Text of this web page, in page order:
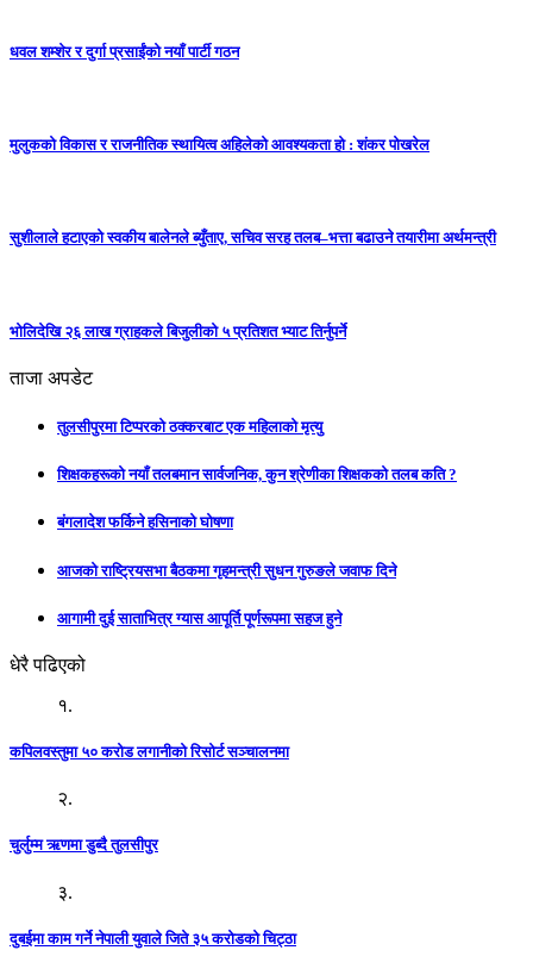
धवल शम्शेर र दुर्गा प्रसाईंको नयाँ पार्टी गठन
मुलुकको विकास र राजनीतिक स्थायित्व अहिलेको आवश्यकता हो : शंकर पोखरेल
सुशीलाले हटाएको स्वकीय बालेनले ब्युँताए, सचिव सरह तलब–भत्ता बढाउने तयारीमा अर्थमन्त्री
भोलिदेखि २६ लाख ग्राहकले बिजुलीको ५ प्रतिशत भ्याट तिर्नुपर्ने
ताजा अपडेट
तुलसीपुरमा टिप्परको ठक्करबाट एक महिलाको मृत्यु
शिक्षकहरूको नयाँ तलबमान सार्वजनिक, कुन श्रेणीका शिक्षकको तलब कति ?
बंगलादेश फर्किने हसिनाको घोषणा
आजको राष्ट्रियसभा बैठकमा गृहमन्त्री सुधन गुरुङले जवाफ दिने
आगामी दुई साताभित्र ग्यास आपूर्ति पूर्णरूपमा सहज हुने
धेरै पढिएको
१.
कपिलवस्तुमा ५० करोड लगानीको रिसोर्ट सञ्चालनमा
२.
चुर्लुम्म ऋणमा डुब्दै तुलसीपुर
३.
दुबईमा काम गर्ने नेपाली युवाले जिते ३५ करोडको चिट्ठा